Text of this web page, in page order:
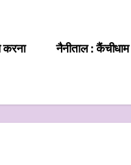
नैनीताल :
करना